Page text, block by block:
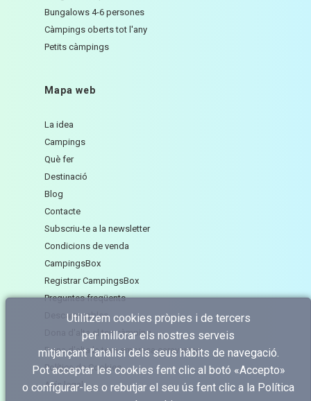
Bungalows 4-6 persones
Càmpings oberts tot l'any
Petits càmpings
Mapa web
La idea
Campings
Què fer
Destinació
Blog
Contacte
Subscriu-te a la newsletter
Condicions de venda
CampingsBox
Registrar CampingsBox
Preguntes freqüents
Descarregables
Dona d'alta el teu càmping
Dona d'alta la teva empresa caravaning
Política de Cookies
Avís legal
Utilitzem cookies pròpies i de tercers
per millorar els nostres serveis
mitjançant l’anàlisi dels seus hàbits de navegació.
Pot acceptar les cookies fent clic al botó «Accepto»
o configurar-les o rebutjar el seu ús fent clic a la Política